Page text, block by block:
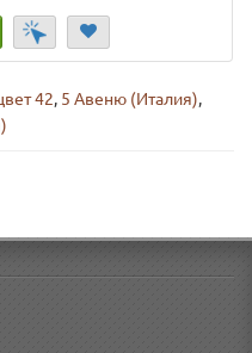
42, 5 Авеню (Италия),